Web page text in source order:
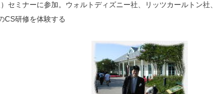
セミナーに参加。ウォルトディズニー社、リッツカールトン
CS研修を体験する